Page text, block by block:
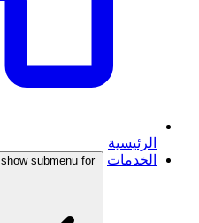
الرئيسية
الخدمات
show submenu for الخدمات